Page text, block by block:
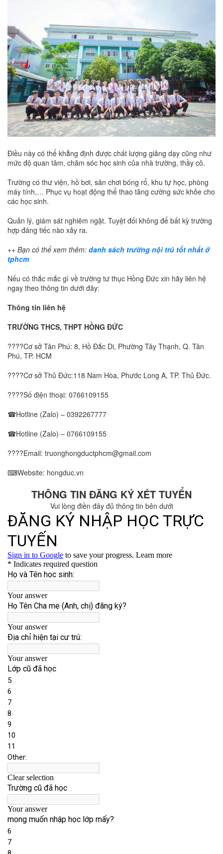
Điều này có thể khẳng định được chất lượng giảng dạy cũng như
mức độ quan tâm, chăm sóc học sinh của nhà trường, thầy cô.
Trường có thư viện, hồ bơi, sân chơi bóng rổ, khu tự học, phòng
máy tính,… Phục vụ hoạt động thể thao tăng cường sức khỏe cho
các học sinh.
Quản lý, giám sát nghiêm ngặt. Tuyệt đối không để bất kỳ trường
hợp đáng tiếc nào xảy ra.
++ Bạn có thể xem thêm: danh sách trường nội trú tốt nhất ở
tphcm
Nếu có thắc mắc gì về trường tư thục Hồng Đức xin hãy liên hệ
ngay theo thông tin dưới đây:
Thông tin liên hệ
TRƯỜNG THCS, THPT HỒNG ĐỨC
????Cơ sở Tân Phú: 8, Hồ Đắc Di, Phường Tây Thạnh, Q. Tân
Phú, TP. HCM
????Cơ sở Thủ Đức:118 Nam Hòa, Phước Long A, TP. Thủ Đức.
????Số điện thoại: 0766109155
☎Hotline (Zalo) – 0392267777
☎Hotline (Zalo) – 0766109155
????Email: truonghongductphcm@gmail.com
⌨Website: hongduc.vn
THÔNG TIN ĐĂNG KÝ XÉT TUYỂN
Vui lòng điền đây đủ thông tin bên dưới